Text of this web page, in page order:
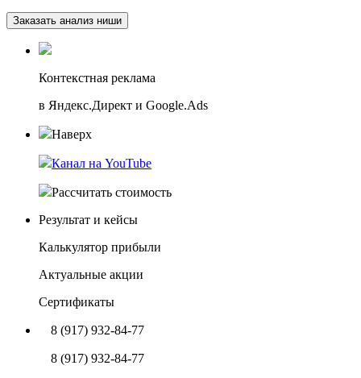
Заказать анализ ниши
Контекстная реклама
в Яндекс.Директ и Google.Ads
Наверх
Канал на YouTube
Рассчитать стоимость
Результат и кейсы
Калькулятор прибыли
Актуальные акции
Сертификаты
8 (917) 932-84-77
8 (917) 932-84-77